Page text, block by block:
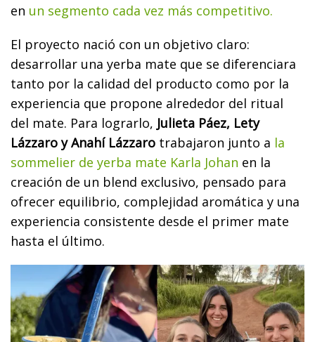
en un segmento cada vez más competitivo.
El proyecto nació con un objetivo claro:
desarrollar una yerba mate que se diferenciara
tanto por la calidad del producto como por la
experiencia que propone alrededor del ritual
del mate. Para lograrlo, Julieta Páez, Lety
Lázzaro y Anahí Lázzaro trabajaron junto a la
sommelier de yerba mate Karla Johan en la
creación de un blend exclusivo, pensado para
ofrecer equilibrio, complejidad aromática y una
experiencia consistente desde el primer mate
hasta el último.